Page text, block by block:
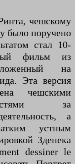
чешскому
было поручено
стал 10-
фильм из
на
Эта версия
чешскими
за
а
устным
Зденека
dessiner le